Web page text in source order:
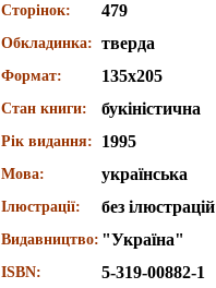
Сторінок: 479
Обкладинка: тверда
Формат: 135х205
Стан книги: букіністична
Рік видання: 1995
Мова: українська
Ілюстрації: без ілюстрацій
Видавництво: "Україна"
ISBN: 5-319-00882-1